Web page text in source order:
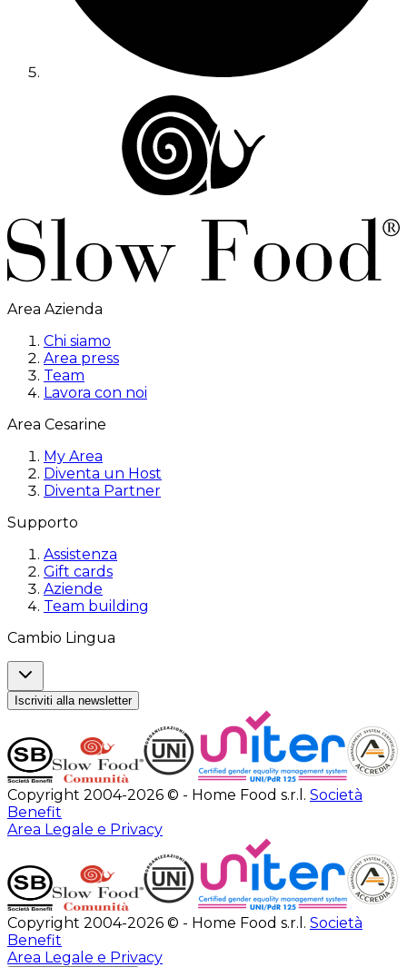
Area Azienda
Chi siamo
Area press
Team
Lavora con noi
Area Cesarine
My Area
Diventa un Host
Diventa Partner
Supporto
Assistenza
Gift cards
Aziende
Team building
Cambio Lingua
Iscriviti alla newsletter
Copyright 2004-2026 © - Home Food s.r.l. Società
Benefit
Area Legale e Privacy
Copyright 2004-2026 © - Home Food s.r.l. Società
Benefit
Area Legale e Privacy